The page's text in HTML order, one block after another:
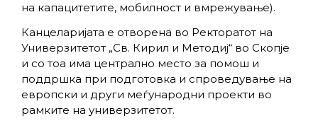
на капацитетите, мобилност и вмрежување).
Канцеларијата е отворена во Ректоратот на
Универзитетот „Св. Кирил и Методиј“ во Скопје
и со тоа има централно место за помош и
поддршка при подготовка и спроведување на
европски и други меѓународни проекти во
рамките на универзитетот.